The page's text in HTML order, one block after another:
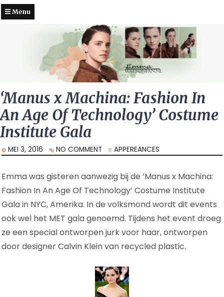
Menu
‘Manus x Machina: Fashion In
An Age Of Technology’ Costume
Institute Gala
MEI 3, 2016 NO COMMENT APPEREANCES
Emma was gisteren aanwezig bij de ‘Manus x Machina:
Fashion In An Age Of Technology’ Costume Institute
Gala in NYC, Amerika. In de volksmond wordt dit events
ook wel het MET gala genoemd. Tijdens het event droeg
ze een special ontworpen jurk voor haar, ontworpen
door designer Calvin Klein van recycled plastic.